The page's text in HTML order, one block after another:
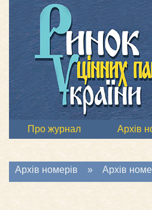
Про журнал Архів
Архів номерів » Архів